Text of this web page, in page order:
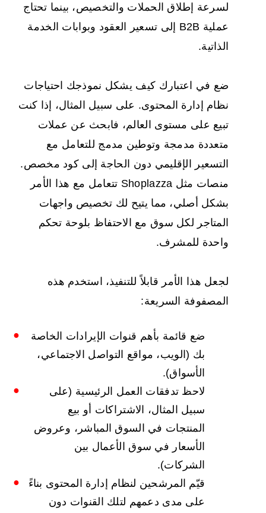
لسرعة إطلاق الحملات والتخصيص، بينما تحتاج
عملية B2B إلى تسعير العقود وبوابات الخدمة
الذاتية.
ضع في اعتبارك كيف يشكل نموذجك احتياجات
نظام إدارة المحتوى. على سبيل المثال، إذا كنت
تبيع على مستوى العالم، فابحث عن عملات
متعددة مدمجة وتوطين مدمج للتعامل مع
التسعير الإقليمي دون الحاجة إلى كود مخصص.
منصات مثل Shoplazza تتعامل مع هذا الأمر
بشكل أصلي، مما يتيح لك تخصيص واجهات
المتاجر لكل سوق مع الاحتفاظ بلوحة تحكم
واحدة للمشرف.
لجعل هذا الأمر قابلاً للتنفيذ، استخدم هذه
المصفوفة السريعة:
ضع قائمة بأهم قنوات الإيرادات الخاصة
بك (الويب، مواقع التواصل الاجتماعي،
الأسواق).
لاحظ تدفقات العمل الرئيسية (على
سبيل المثال، الاشتراكات أو بيع
المنتجات في السوق المباشر، وعروض
الأسعار في سوق الأعمال بين
الشركات).
قيّم المرشحين لنظام إدارة المحتوى بناءً
على مدى دعمهم لتلك القنوات دون